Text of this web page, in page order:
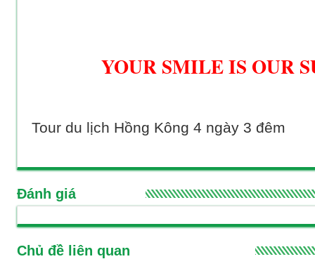
YOUR SMILE IS OUR
Tour du lịch Hồng Kông 4 ngày 3 đêm
Đánh giá
Chủ đề liên quan